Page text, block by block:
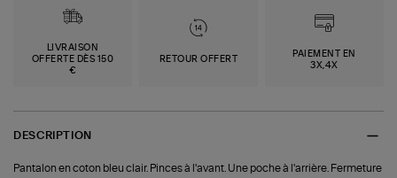
LIVRAISON
OFFERTE DÈS 150
€
RETOUR OFFERT
PAIEMENT EN
3X,4X
DESCRIPTION
Pantalon en coton bleu clair. Pinces à l'avant. Une poche à l'arrière. Fermeture